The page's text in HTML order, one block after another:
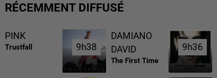
RÉCEMMENT DIFFUSÉ
PINK
Trustfall 9h38
9h38
DAMIANO
DAVID
The First Time
9h36
9h36